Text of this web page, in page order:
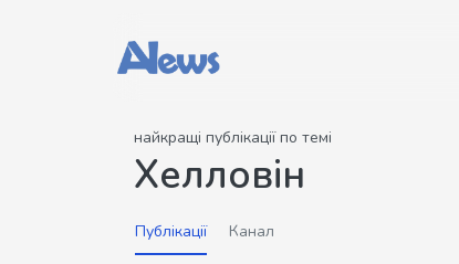
найкращі публікації по темі
Хелловін
Публікації Канал